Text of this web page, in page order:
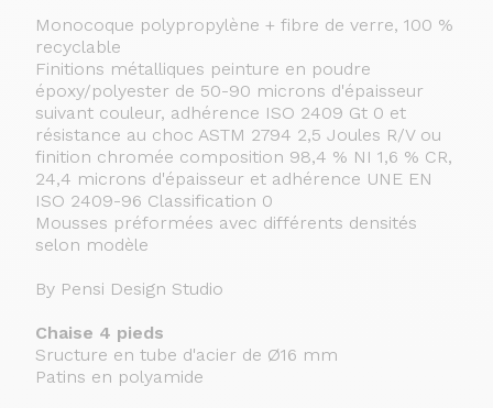
Monocoque polypropylène + fibre de verre, 100 %
recyclable
Finitions métalliques peinture en poudre
époxy/polyester de 50-90 microns d'épaisseur
suivant couleur, adhérence ISO 2409 Gt 0 et
résistance au choc ASTM 2794 2,5 Joules R/V ou
finition chromée composition 98,4 % NI 1,6 % CR,
24,4 microns d'épaisseur et adhérence UNE EN
ISO 2409-96 Classification 0
Mousses préformées avec différents densités
selon modèle
By Pensi Design Studio
Chaise 4 pieds
Sructure en tube d'acier de Ø16 mm
Patins en polyamide